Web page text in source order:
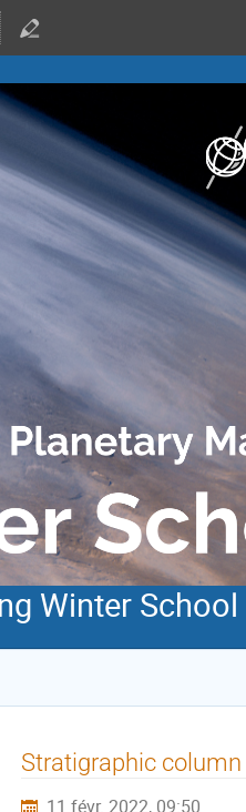
Winter
Stratigraphic
11 févr. 2022, 09:50